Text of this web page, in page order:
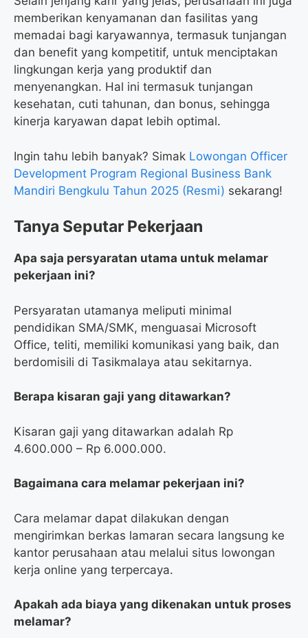
memberikan kenyamanan dan fasilitas yang
memadai bagi karyawannya, termasuk tunjangan
dan benefit yang kompetitif, untuk menciptakan
lingkungan kerja yang produktif dan
menyenangkan. Hal ini termasuk tunjangan
kesehatan, cuti tahunan, dan bonus, sehingga
kinerja karyawan dapat lebih optimal.
Ingin tahu lebih banyak? Simak Lowongan Officer
Development Program Regional Business Bank
Mandiri Bengkulu Tahun 2025 (Resmi) sekarang!
Tanya Seputar Pekerjaan
Apa saja persyaratan utama untuk melamar
pekerjaan ini?
Persyaratan utamanya meliputi minimal
pendidikan SMA/SMK, menguasai Microsoft
Office, teliti, memiliki komunikasi yang baik, dan
berdomisili di Tasikmalaya atau sekitarnya.
Berapa kisaran gaji yang ditawarkan?
Kisaran gaji yang ditawarkan adalah Rp
4.600.000 – Rp 6.000.000.
Bagaimana cara melamar pekerjaan ini?
Cara melamar dapat dilakukan dengan
mengirimkan berkas lamaran secara langsung ke
kantor perusahaan atau melalui situs lowongan
kerja online yang terpercaya.
Apakah ada biaya yang dikenakan untuk proses
melamar?